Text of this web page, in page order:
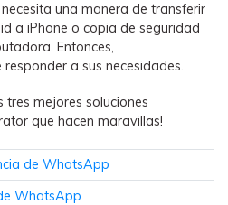
(Alias: Wutsapper)
Business sin restablecer los
fábrica.
una manera de transferir
a iPhone o copia de seguridad
Entonces,
a sus necesidades.
tres mejores soluciones
que hacen maravillas!
de WhatsApp
WhatsApp